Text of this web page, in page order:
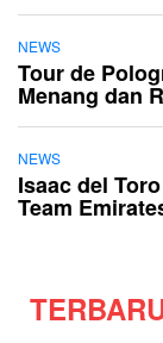
NEWS
Tour de
Menang dan
NEWS
Isaac del
Team